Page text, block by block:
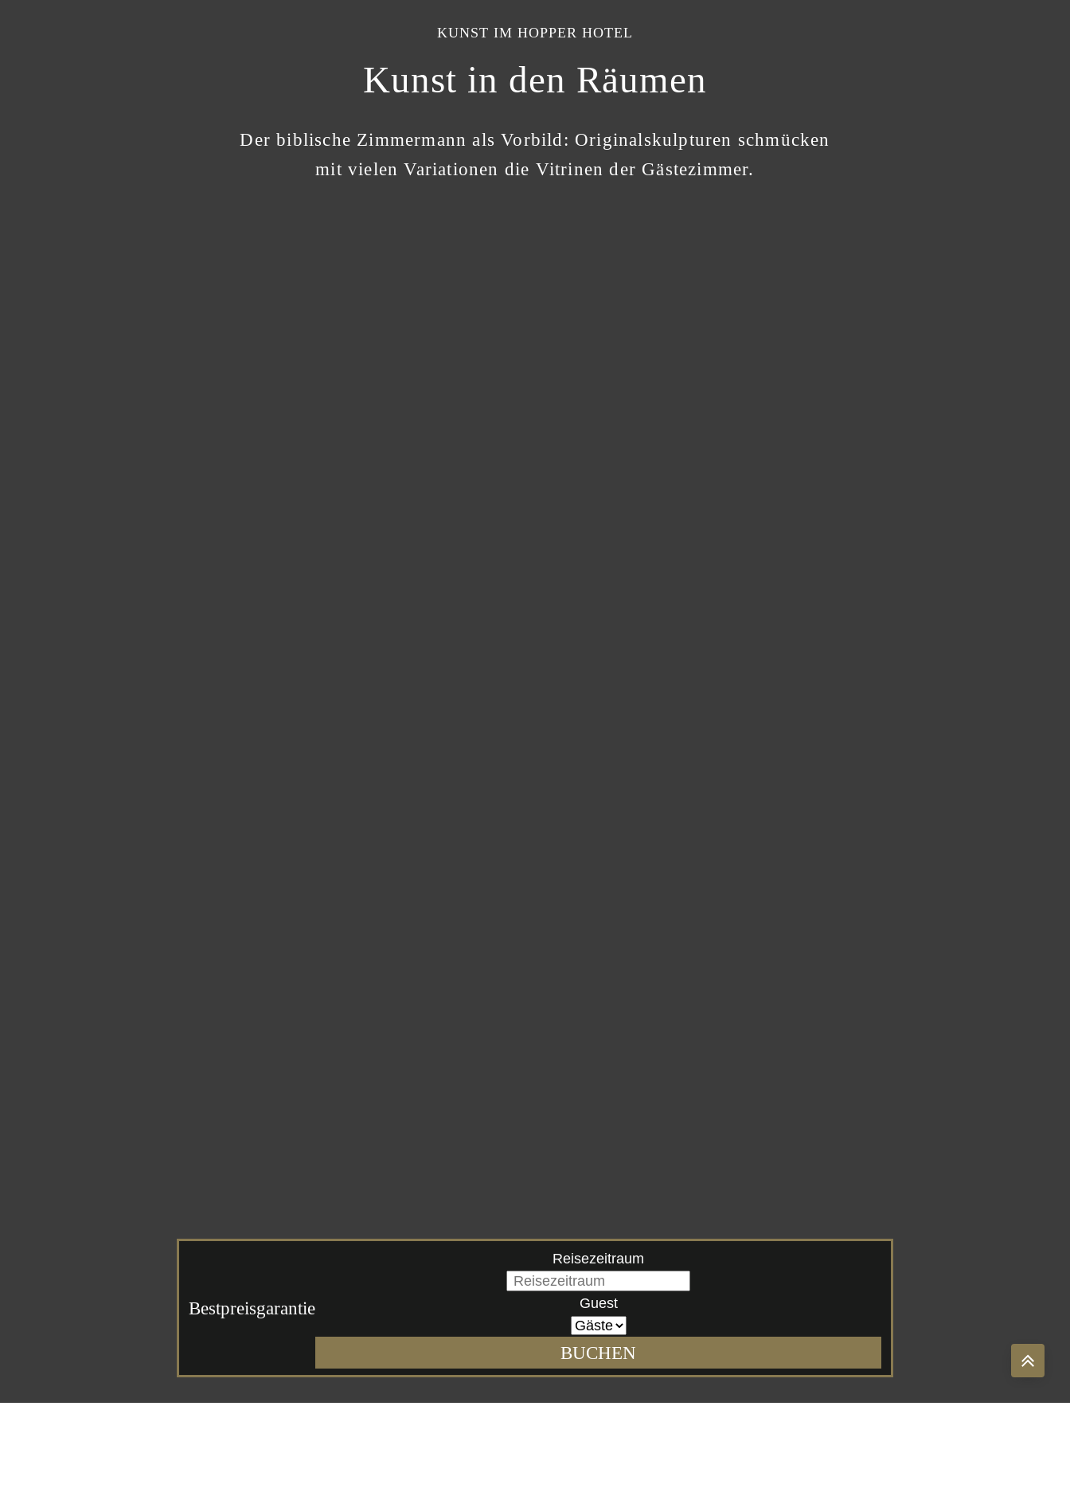
KUNST IM HOPPER HOTEL
Kunst in den Räumen
Der biblische Zimmermann als Vorbild: Originalskulpturen schmücken
mit vielen Variationen die Vitrinen der Gästezimmer.
Bestpreisgarantie
Reisezeitraum
Guest
BUCHEN